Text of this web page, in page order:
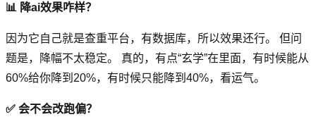
📊 降ai效果咋样？
因为它自己就是查重平台，有数据库，所以效果还行。 但问
题是，降幅不太稳定。 真的，有点“玄学”在里面，有时候能从
60%给你降到20%，有时候只能降到40%，看运气。
✅ 会不会改跑偏？